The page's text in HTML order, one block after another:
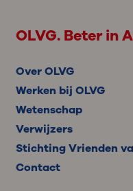
OLVG. Beter in
Over OLVG
Werken bij OLVG
Wetenschap
Verwijzers
Stichting Vrienden
Contact